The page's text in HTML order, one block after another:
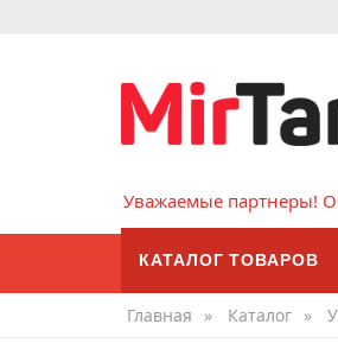
Уважаемые партнеры!
КАТАЛОГ ТОВАРОВ
Главная » Каталог »